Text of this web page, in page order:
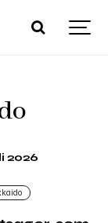
2026